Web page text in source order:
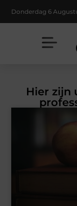
Donderdag 6
Hier zijn